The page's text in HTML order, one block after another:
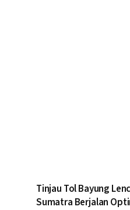
Tinjau Tol Bayung
Sumatra Berjalan